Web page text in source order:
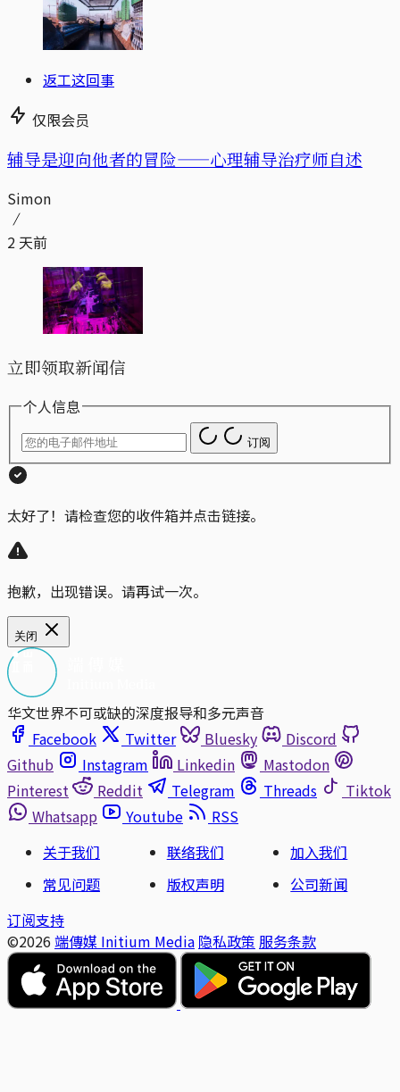
返工这回事
仅限会员
辅导是迎向他者的冒险——心理辅导治疗师自述
Simon
2 天前
立即领取新闻信
个人信息
订阅
太好了！请检查您的收件箱并点击链接。
抱歉，出现错误。请再试一次。
关闭
华文世界不可或缺的深度报导和多元声音
Facebook
Twitter Bluesky
Discord
Github
Instagram Linkedin
Mastodon
Pinterest
Reddit Telegram Threads
Tiktok
Whatsapp
Youtube
RSS
关于我们
联络我们
加入我们
常见问题
版权声明
公司新闻
订阅支持
©2026 端傳媒 Initium Media 隐私政策 服务条款